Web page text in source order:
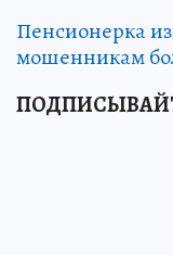
Пенсионерка
мошенникам